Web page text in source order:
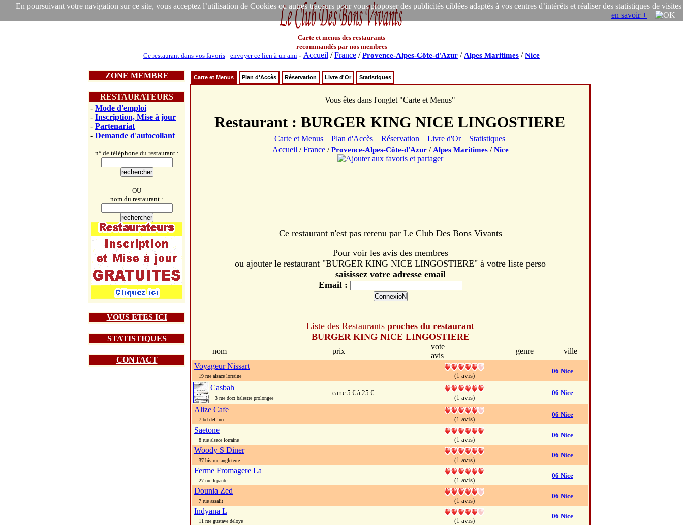
En poursuivant votre navigation sur ce site, vous acceptez l’utilisation de Cookies ou autres traceurs pour vous proposer des publicités ciblées adaptés à vos centres d’intérêts et réaliser des statistiques de visites
en savoir +
Carte et menus des restaurants
recommandés par nos membres
Ce restaurant dans vos favoris - envoyer ce lien à un ami - Accueil /France /Provence-Alpes-Côte-d'Azur / Alpes Maritimes /Nice
ZONE MEMBRE
RESTAURATEURS
- Mode d'emploi
- Inscription, Mise à jour
- Partenariat
- Demande d'autocollant
n° de téléphone du restaurant :
OU
nom du restaurant :
VOUS ETES ICI
STATISTIQUES
CONTACT
Carte et Menus Plan d'Accès Réservation Livre d'Or Statistiques
Vous êtes dans l'onglet "Carte et Menus"
Restaurant : BURGER KING NICE LINGOSTIERE
Carte et Menus Plan d'Accès Réservation Livre d'Or
Statistiques
Accueil /France/Provence-Alpes-Côte-d'Azur/ Alpes Maritimes/Nice
Ce restaurant n'est pas retenu par Le Club Des Bons Vivants
Pour voir les avis des membres
ou ajouter le restaurant "BURGER KING NICE LINGOSTIERE" à votre liste perso
saisissez votre adresse email
Email :
Liste des Restaurants proches du restaurant
BURGER KING NICE LINGOSTIERE
nom prix
vote
avis
genre
ville
Voyageur Nissart
19 rue alsace lorraine (1 avis)
06 Nice
Casbah
3 rue doct balestre prolongee
carte 5 € à 25 €
(1 avis)
06 Nice
Alize Cafe
7 bd delfino (1 avis)
06 Nice
Saetone
8 rue alsace lorraine (1 avis)
06 Nice
Woody S Diner
37 bis rue angleterre (1 avis)
06 Nice
Ferme Fromagere La
27 rue lepante (1 avis)
06 Nice
Dounia Zed
7 rue assalit (1 avis)
06 Nice
Indyana L
11 rue gustave deloye (1 avis)
06 Nice